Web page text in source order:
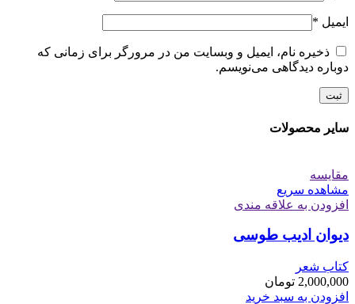
ایمیل *
ذخیره نام، ایمیل و وبسایت من در مرورگر برای زمانی که
دوباره دیدگاهی می‌نویسم.
سایر محصولات
مقایسه
مشاهده سریع
افزودن به علاقه مندی
دیوان ادیب طوسی
کتاب شعر
2,000,000 تومان
افزودن به سبد خرید